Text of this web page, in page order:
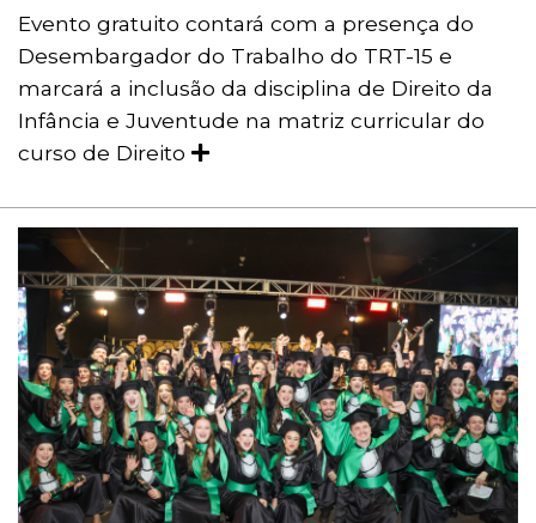
Evento gratuito contará com a presença do
Desembargador do Trabalho do TRT-15 e
marcará a inclusão da disciplina de Direito da
Infância e Juventude na matriz curricular do
curso de Direito